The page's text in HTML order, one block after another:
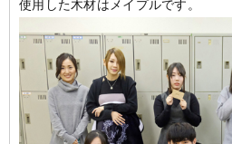
使用した木材はメイプルです。